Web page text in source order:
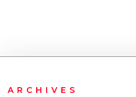
ARCHIVES